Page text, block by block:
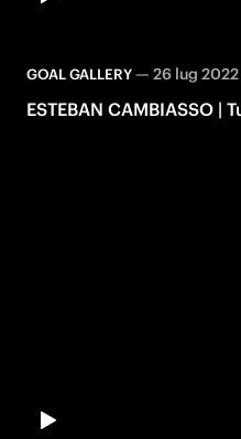
GOAL GALLERY— 26 lug 2022
ESTEBAN CAMBIASSO